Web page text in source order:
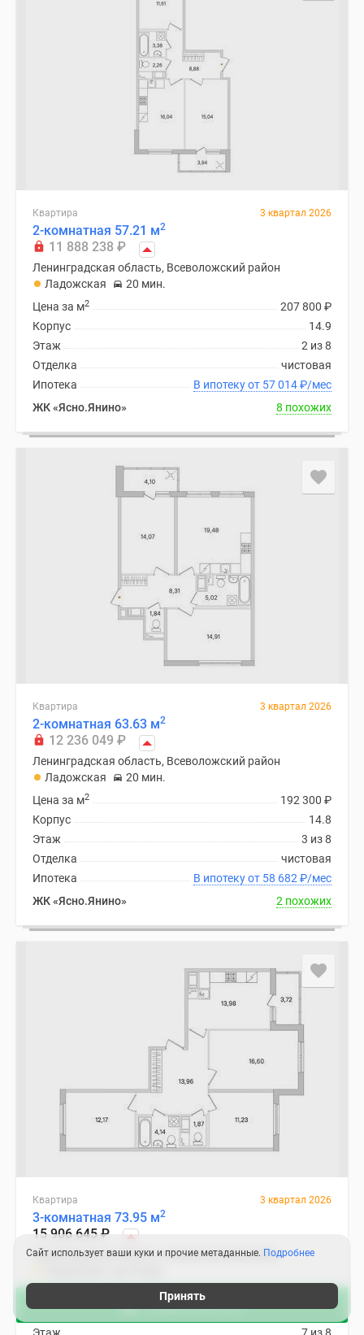
Акции в августе
Квартира 3 квартал 2026
2-комнатная 57.21 м2
11 888 238 ₽
Ленинградская область, Всеволожский район
Ладожская
20 мин.
207 800 ₽
Цена за м2
14.9
Корпус
2 из 8
Этаж
чистовая
Отделка
В ипотеку от 57 014₽/мес
Ипотека
ЖК «Ясно.Янино»
8 похожих
Квартира 3 квартал 2026
2-комнатная 63.63 м2
12 236 049 ₽
Ленинградская область, Всеволожский район
Ладожская
20 мин.
192 300 ₽
Цена за м2
14.8
Корпус
3 из 8
Этаж
чистовая
Отделка
В ипотеку от 58 682 ₽/мес
Ипотека
ЖК «Ясно.Янино»
2 похожих
Квартира 3 квартал 2026
3-комнатная 73.95 м2
15 906 645 ₽
Ленинградская область, Всеволожский район
14.8
Корпус
Сайт использует ваши куки и прочие метаданные. Подробнее
Принять